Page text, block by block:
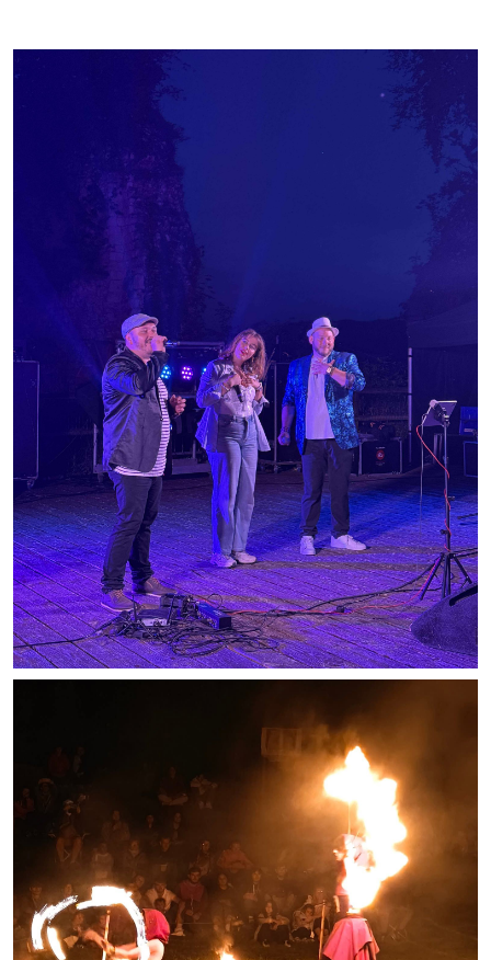
Rapport d'orientation budgétaire
Actions et projets
Projets et travaux en cours
Procès verbaux des conseils municipaux
Communication
Le bulletin municipal : Fressinfo & Le Fressinois
Toutes les publications
Le village dans l'intercommunalité
Communauté de communes
Autres groupements
Les réseaux partenaires
L'association des maires
L'office de tourisme
Le conseil départemental
Services publics intercommunaux
Affaires scolaires, CCAS
Eaux, assainissement
France services
France Renov